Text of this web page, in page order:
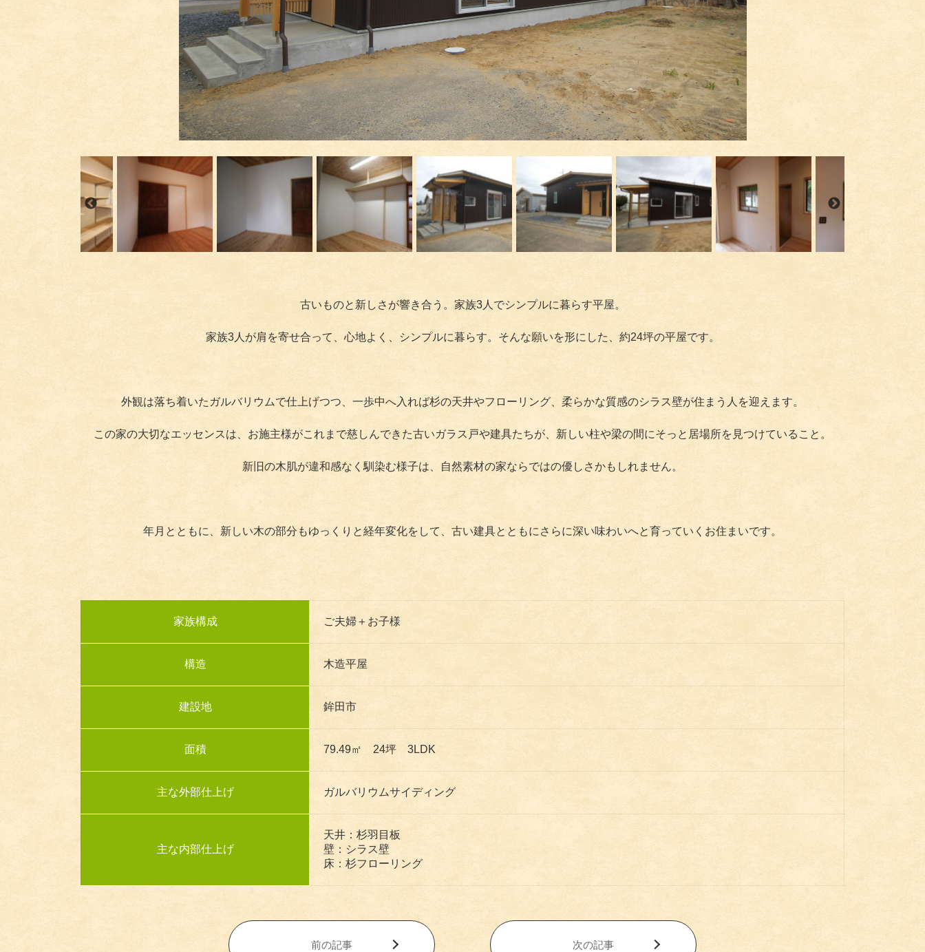
古いものと新しさが響き合う。家族3人でシンプルに暮らす平屋。
家族3人が肩を寄せ合って、心地よく、シンプルに暮らす。そんな願いを形にした、約24坪の平屋です。
外観は落ち着いたガルバリウムで仕上げつつ、一歩中へ入れば杉の天井やフローリング、柔らかな質感のシラス壁が住まう人を迎えます。
この家の大切なエッセンスは、お施主様がこれまで慈しんできた古いガラス戸や建具たちが、新しい柱や梁の間にそっと居場所を見つけていること。
新旧の木肌が違和感なく馴染む様子は、自然素材の家ならではの優しさかもしれません。
年月とともに、新しい木の部分もゆっくりと経年変化をして、古い建具とともにさらに深い味わいへと育っていくお住まいです。
家族構成 ご夫婦＋お子様
構造 木造平屋
建設地 鉾田市
面積 79.49㎡ 24坪 3LDK
主な外部仕上げ ガルバリウムサイディング
主な内部仕上げ
天井：杉羽目板
壁：シラス壁
床：杉フローリング
前の記事 次の記事